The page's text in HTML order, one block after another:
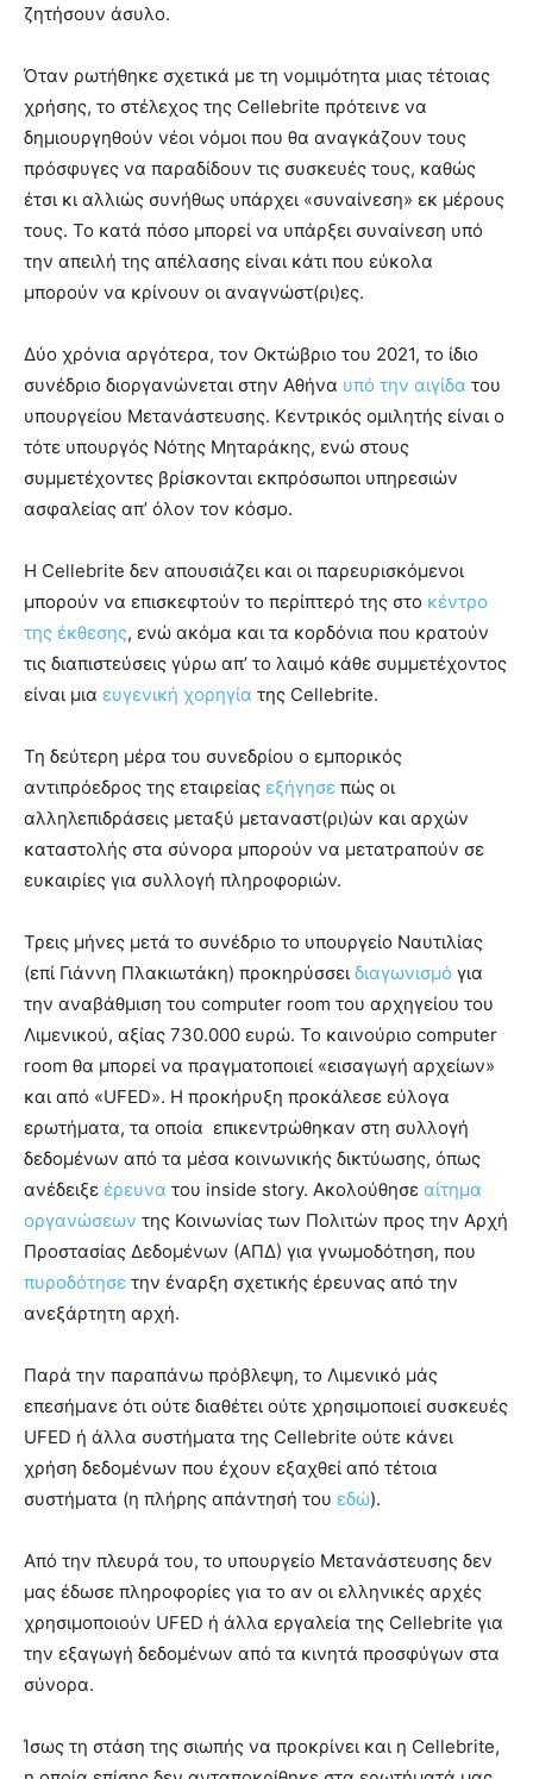
ζητήσουν άσυλο.
Όταν ρωτήθηκε σχετικά με τη νομιμότητα μιας τέτοιας
χρήσης, το στέλεχος της Cellebrite πρότεινε να
δημιουργηθούν νέοι νόμοι που θα αναγκάζουν τους
πρόσφυγες να παραδίδουν τις συσκευές τους, καθώς
έτσι κι αλλιώς συνήθως υπάρχει «συναίνεση» εκ μέρους
τους. Το κατά πόσο μπορεί να υπάρξει συναίνεση υπό
την απειλή της απέλασης είναι κάτι που εύκολα
μπορούν να κρίνουν οι αναγνώστ(ρι)ες.
Δύο χρόνια αργότερα, τον Οκτώβριο του 2021, το ίδιο
συνέδριο διοργανώνεται στην Αθήνα υπό την αιγίδα του
υπουργείου Μετανάστευσης. Κεντρικός ομιλητής είναι ο
τότε υπουργός Νότης Μηταράκης, ενώ στους
συμμετέχοντες βρίσκονται εκπρόσωποι υπηρεσιών
ασφαλείας απ’ όλον τον κόσμο.
Η Cellebrite δεν απουσιάζει και οι παρευρισκόμενοι
μπορούν να επισκεφτούν το περίπτερό της στο κέντρο
της έκθεσης, ενώ ακόμα και τα κορδόνια που κρατούν
τις διαπιστεύσεις γύρω απ’ το λαιμό κάθε συμμετέχοντος
είναι μια ευγενική χορηγία της Cellebrite.
Τη δεύτερη μέρα του συνεδρίου ο εμπορικός
αντιπρόεδρος της εταιρείας εξήγησε πώς οι
αλληλεπιδράσεις μεταξύ μεταναστ(ρι)ών και αρχών
καταστολής στα σύνορα μπορούν να μετατραπούν σε
ευκαιρίες για συλλογή πληροφοριών.
Τρεις μήνες μετά το συνέδριο το υπουργείο Ναυτιλίας
(επί Γιάννη Πλακιωτάκη) προκηρύσσει διαγωνισμό για
την αναβάθμιση του computer room του αρχηγείου του
Λιμενικού, αξίας 730.000 ευρώ. Το καινούριο computer
room θα μπορεί να πραγματοποιεί «εισαγωγή αρχείων»
και από «UFED». Η προκήρυξη προκάλεσε εύλογα
ερωτήματα, τα οποία επικεντρώθηκαν στη συλλογή
δεδομένων από τα μέσα κοινωνικής δικτύωσης, όπως
ανέδειξε έρευνα του inside story. Ακολούθησε αίτημα
οργανώσεων της Κοινωνίας των Πολιτών προς την Αρχή
Προστασίας Δεδομένων (ΑΠΔ) για γνωμοδότηση, που
πυροδότησε την έναρξη σχετικής έρευνας από την
ανεξάρτητη αρχή.
Παρά την παραπάνω πρόβλεψη, το Λιμενικό μάς
επεσήμανε ότι ούτε διαθέτει ούτε χρησιμοποιεί συσκευές
UFED ή άλλα συστήματα της Cellebrite ούτε κάνει
χρήση δεδομένων που έχουν εξαχθεί από τέτοια
συστήματα (η πλήρης απάντησή του εδώ).
Από την πλευρά του, το υπουργείο Μετανάστευσης δεν
μας έδωσε πληροφορίες για το αν οι ελληνικές αρχές
χρησιμοποιούν UFED ή άλλα εργαλεία της Cellebrite για
την εξαγωγή δεδομένων από τα κινητά προσφύγων στα
σύνορα.
Ίσως τη στάση της σιωπής να προκρίνει και η Cellebrite,